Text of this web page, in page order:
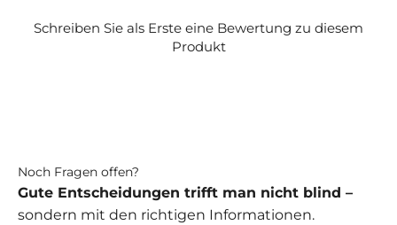
Schreiben Sie als Erste eine Bewertung zu diesem
Produkt
Noch Fragen offen?
Gute Entscheidungen trifft man nicht blind –
sondern mit den richtigen Informationen.